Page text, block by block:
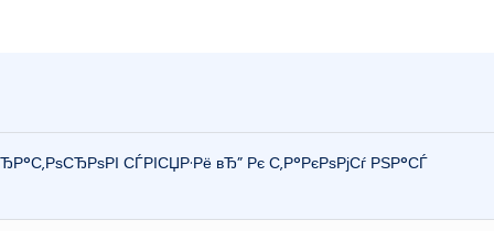
СЃРІСЏР·Рё вЂ” Рє С‚Р°РєРѕРјСѓ РЅР°СЃ